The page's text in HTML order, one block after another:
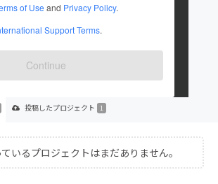
of Use and Privacy Policy.
Support Terms.
Continue
ロジェクトを投稿しています
：東京都
投稿したプロジェクト 1
いるプロジェクトはまだありません。